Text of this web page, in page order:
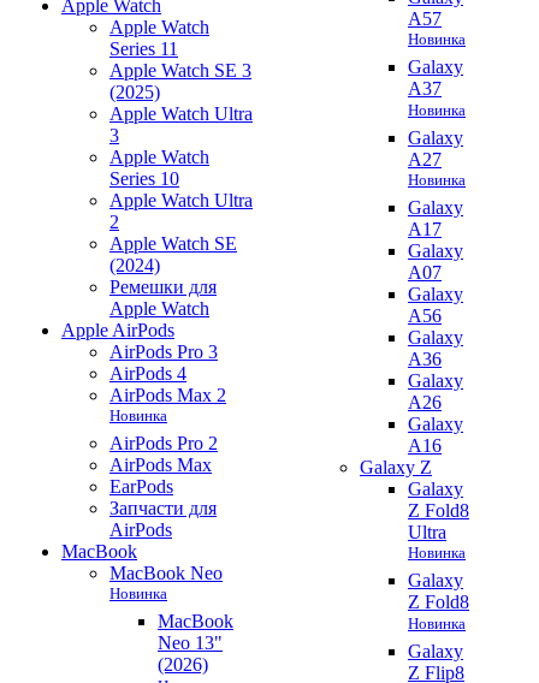
Apple Watch
Apple Watch
Series 11
Apple Watch SE 3
(2025)
Apple Watch Ultra
3
Apple Watch
Series 10
Apple Watch Ultra
2
Apple Watch SE
(2024)
Ремешки для
Apple Watch
Apple AirPods
AirPods Pro 3
AirPods 4
AirPods Max 2
Новинка
AirPods Pro 2
AirPods Max
EarPods
Запчасти для
AirPods
MacBook
MacBook Neo
Новинка
MacBook
Neo 13"
(2026)
A57
Новинка
Galaxy
A37
Новинка
Galaxy
A27
Новинка
Galaxy
A17
Galaxy
A07
Galaxy
A56
Galaxy
A36
Galaxy
A26
Galaxy
A16
Galaxy Z
Galaxy
Z Fold8
Ultra
Новинка
Galaxy
Z Fold8
Новинка
Galaxy
Z Flip8